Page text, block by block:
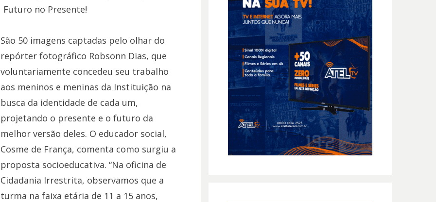
Futuro no Presente!
São 50 imagens captadas pelo olhar do
repórter fotográfico Robsonn Dias, que
voluntariamente concedeu seu trabalho
aos meninos e meninas da Instituição na
busca da identidade de cada um,
projetando o presente e o futuro da
melhor versão deles. O educador social,
Cosme de França, comenta como surgiu a
proposta socioeducativa. “Na oficina de
Cidadania Irrestrita, observamos que a
turma na faixa etária de 11 a 15 anos,